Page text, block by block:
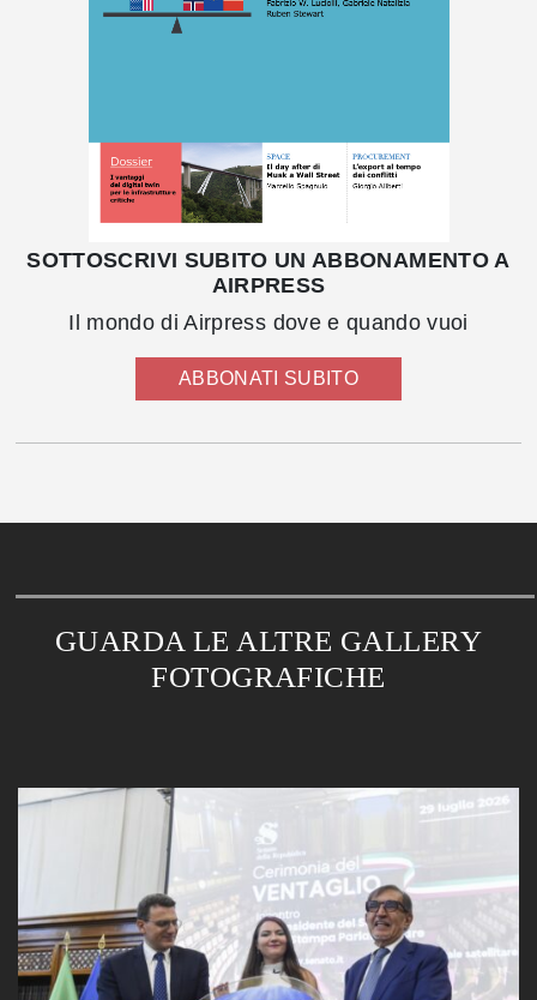
SOTTOSCRIVI SUBITO UN ABBONAMENTO A
AIRPRESS
Il mondo di Airpress dove e quando vuoi
ABBONATI SUBITO
GUARDA LE ALTRE GALLERY
FOTOGRAFICHE